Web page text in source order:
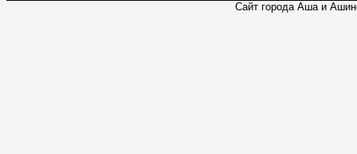
Сайт города Аша и